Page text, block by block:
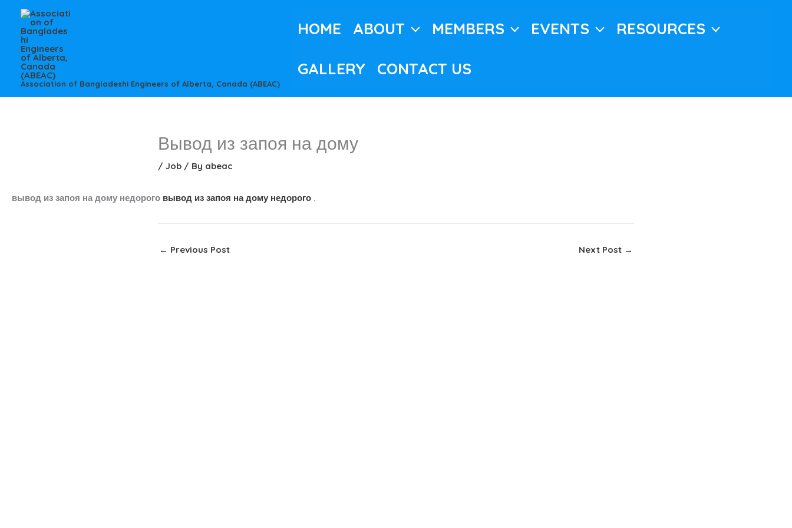
content
Association of Bangladeshi Engineers of Alberta, Canada (ABEAC)
HOME ABOUT MEMBERS EVENTS RESOURCES
GALLERY CONTACT US
Вывод из запоя на дому
/ Job / By abeac
вывод из запоя на дому недорого вывод из запоя на дому недорого .
← Previous Post Next Post →